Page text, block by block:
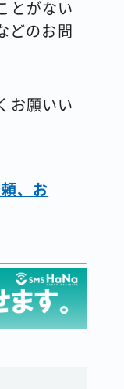
とがない
どのお問
お願いい
、お